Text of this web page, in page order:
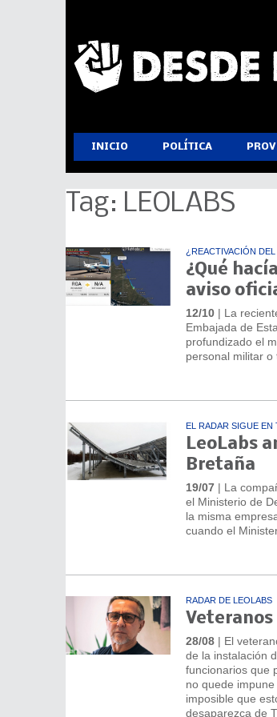
INICIO POLÍTICA
Tag: LEOLABS
¿REACTIVACIÓN
¿Qué
aviso
12/10| La
Embajada de
profundizado el
personal militar
EL RADAR SIGUE EN
LeoLabs
Bretaña
19/07| La
el Ministerio de
la misma
cuando el
RADAR DE LEOLABS
28/08| El
de la instalación
funcionarios que
no quede
imposible que
desaparezca de